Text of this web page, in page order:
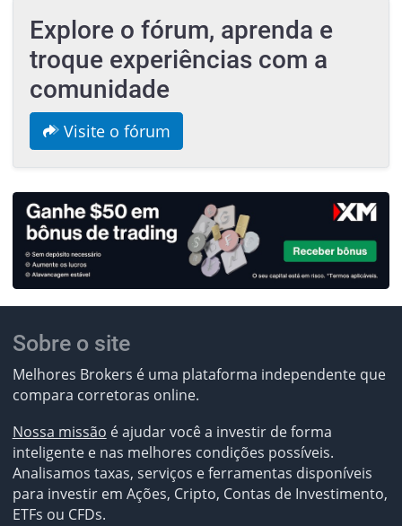
Explore o fórum, aprenda e
troque experiências com a
comunidade
Visite o fórum
Sobre o site
Melhores Brokers é uma plataforma independente que
compara corretoras online.
Nossa missão é ajudar você a investir de forma
inteligente e nas melhores condições possíveis.
Analisamos taxas, serviços e ferramentas disponíveis
para investir em Ações, Cripto, Contas de Investimento,
ETFs ou CFDs.